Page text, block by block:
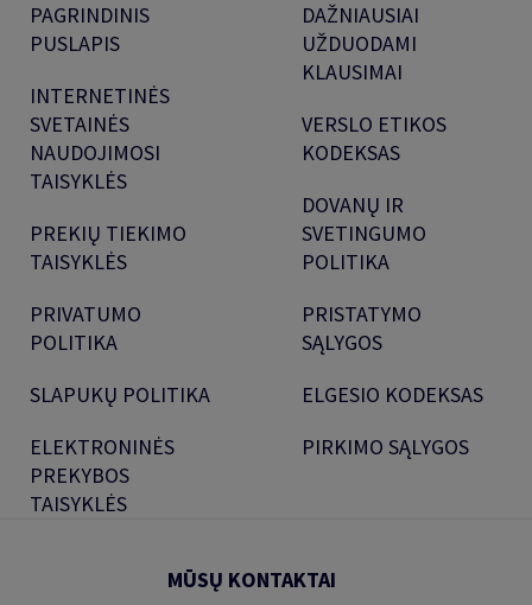
PAGRINDINIS
PUSLAPIS
INTERNETINĖS
SVETAINĖS
NAUDOJIMOSI
TAISYKLĖS
PREKIŲ TIEKIMO
TAISYKLĖS
PRIVATUMO
POLITIKA
SLAPUKŲ POLITIKA
ELEKTRONINĖS
PREKYBOS
TAISYKLĖS
DAŽNIAUSIAI
UŽDUODAMI
KLAUSIMAI
VERSLO ETIKOS
KODEKSAS
DOVANŲ IR
SVETINGUMO
POLITIKA
PRISTATYMO
SĄLYGOS
ELGESIO KODEKSAS
PIRKIMO SĄLYGOS
MŪSŲ KONTAKTAI